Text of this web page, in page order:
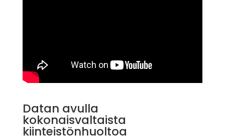
Datan avulla
kokonaisvaltaista
kiinteistönhuoltoa